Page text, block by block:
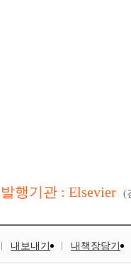
발행기관 : Elsevier (
내보내기 내책장담기